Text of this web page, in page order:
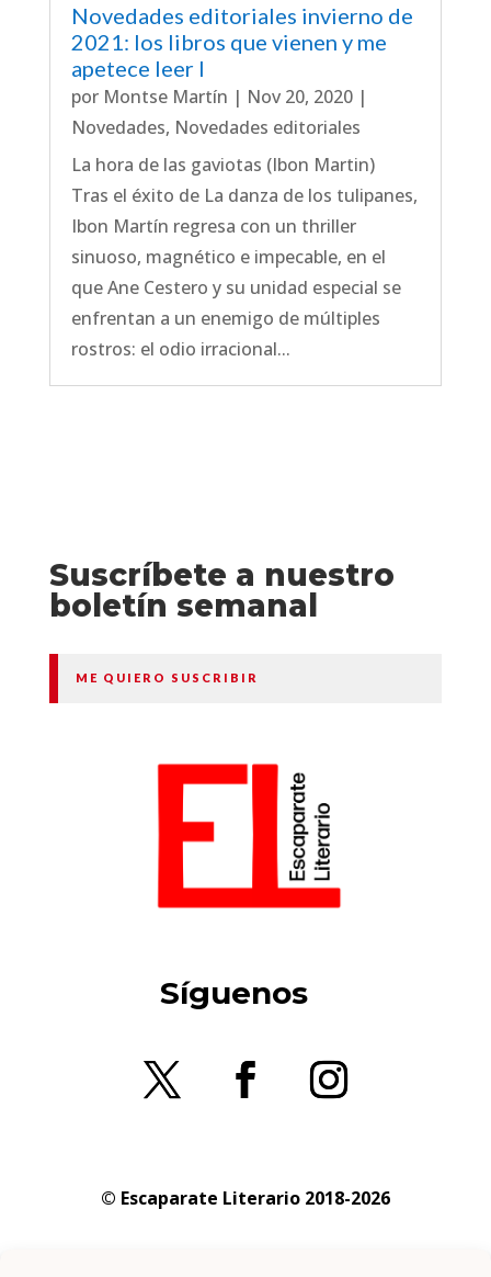
Novedades editoriales invierno de
2021: los libros que vienen y me
apetece leer I
por Montse Martín | Nov 20, 2020|
Novedades, Novedades editoriales
La hora de las gaviotas (Ibon Martin)
Tras el éxito de La danza de los tulipanes,
Ibon Martín regresa con un thriller
sinuoso, magnético e impecable, en el
que Ane Cestero y su unidad especial se
enfrentan a un enemigo de múltiples
rostros: el odio irracional...
Suscríbete a nuestro
boletín semanal
ME QUIERO SUSCRIBIR
Síguenos
© Escaparate Literario 2018-2026